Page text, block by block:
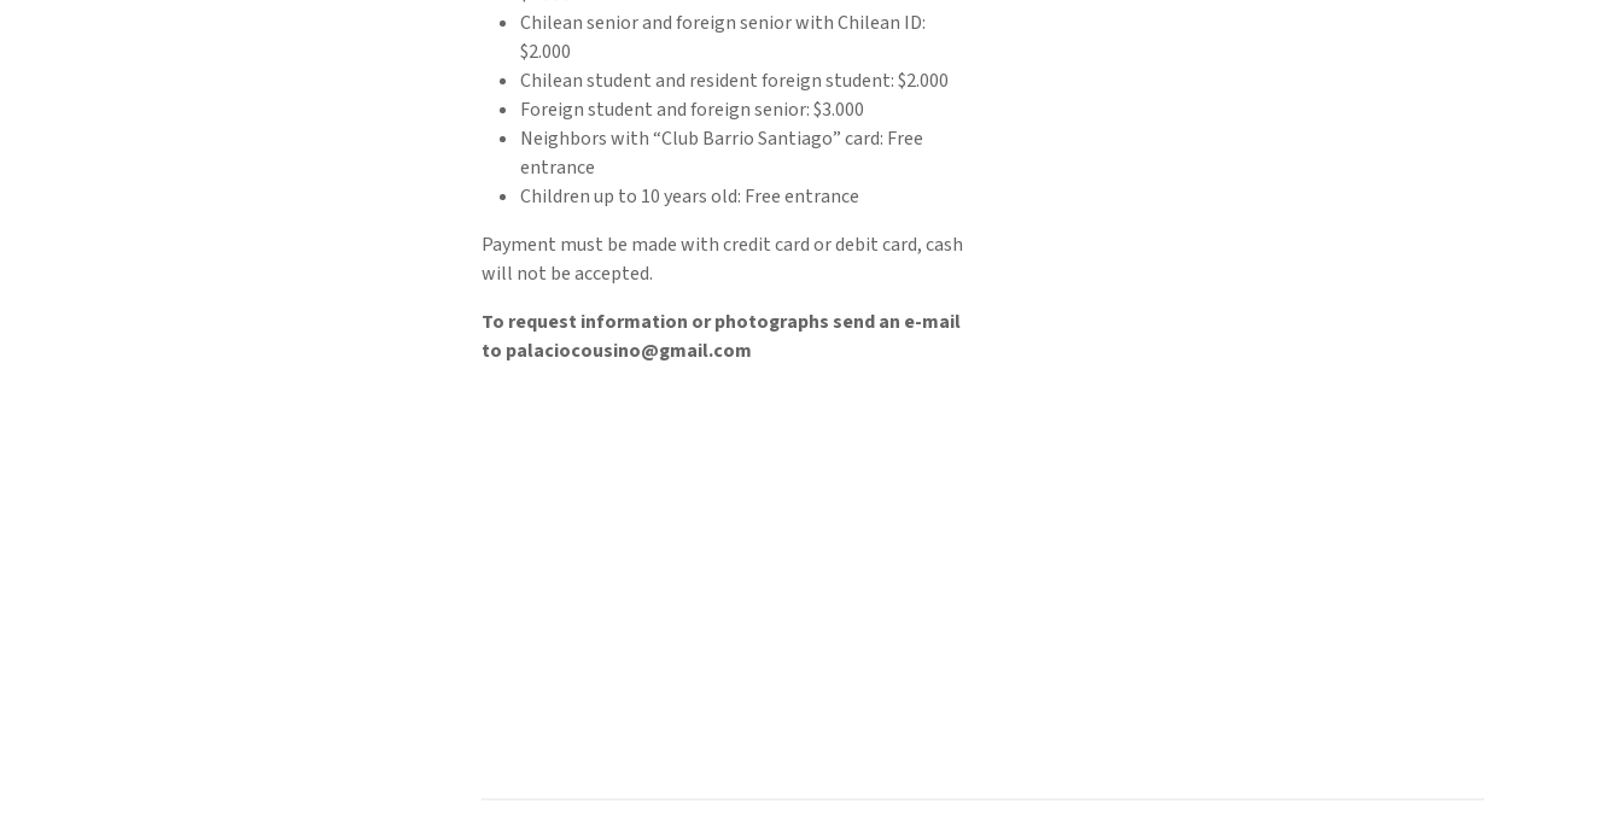
Chilean senior and foreign senior with Chilean ID:
$2.000
Chilean student and resident foreign student: $2.000
Foreign student and foreign senior: $3.000
Neighbors with “Club Barrio Santiago” card: Free
entrance
Children up to 10 years old: Free entrance
Payment must be made with credit card or debit card, cash
will not be accepted.
To request information or photographs send an e-mail
to palaciocousino@gmail.com